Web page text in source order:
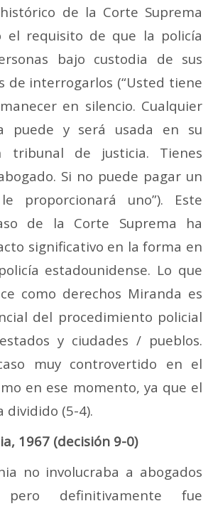
de la Corte Suprema
el requisito de que la policía
bajo custodia de sus
de interrogarlos (“Usted tiene
en silencio. Cualquier
puede y será usada en su
tribunal de justicia. Tienes
Si no puede pagar un
proporcionará uno”). Este
de la Corte Suprema ha
significativo en la forma en
estadounidense. Lo que
como derechos Miranda es
del procedimiento policial
y ciudades / pueblos.
muy controvertido en el
en ese momento, ya que el
(5-4).
1967 (decisión 9-0)
no involucraba a abogados
definitivamente fue